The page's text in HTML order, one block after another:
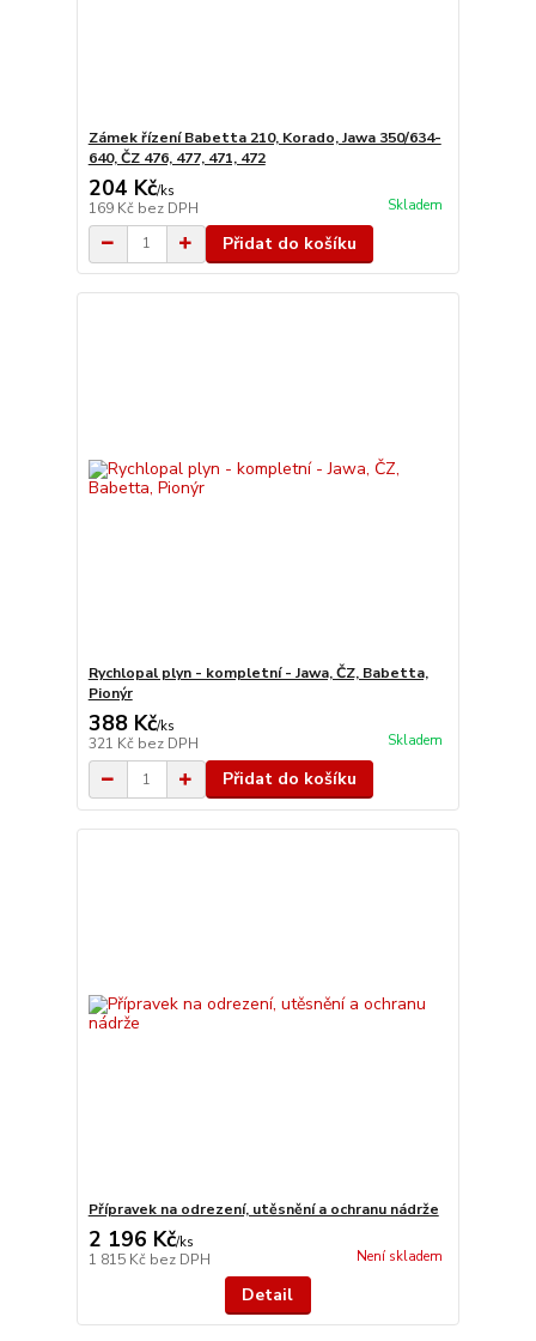
Zámek řízení Babetta 210, Korado, Jawa 350/634-
640, ČZ 476, 477, 471, 472
204 Kč/ks
169 Kč bez DPH Skladem
Přidat do košíku
Rychlopal plyn - kompletní - Jawa, ČZ, Babetta,
Pionýr
388 Kč/ks
321 Kč bez DPH Skladem
Přidat do košíku
Přípravek na odrezení, utěsnění a ochranu nádrže
2 196 Kč/ks
1 815 Kč bez DPH Není skladem
Detail